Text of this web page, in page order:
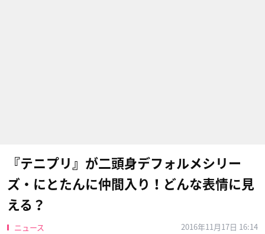
『テニプリ』が二頭身デフォルメシリー
ズ・にとたんに仲間入り！どんな表情に見
える？
ニュース 2016年11月17日 16:14